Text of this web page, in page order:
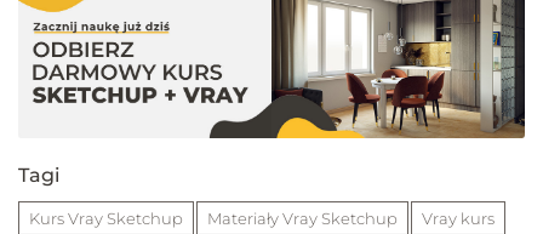
Tagi
Kurs Vray Sketchup Materiały Vray Sketchup
Vray kurs